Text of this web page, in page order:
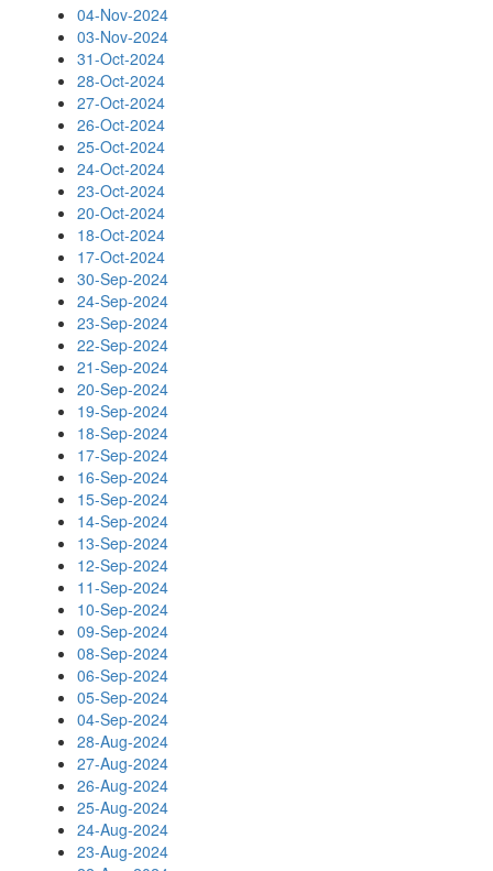
04-Nov-2024
03-Nov-2024
31-Oct-2024
28-Oct-2024
27-Oct-2024
26-Oct-2024
25-Oct-2024
24-Oct-2024
23-Oct-2024
20-Oct-2024
18-Oct-2024
17-Oct-2024
30-Sep-2024
24-Sep-2024
23-Sep-2024
22-Sep-2024
21-Sep-2024
20-Sep-2024
19-Sep-2024
18-Sep-2024
17-Sep-2024
16-Sep-2024
15-Sep-2024
14-Sep-2024
13-Sep-2024
12-Sep-2024
11-Sep-2024
10-Sep-2024
09-Sep-2024
08-Sep-2024
06-Sep-2024
05-Sep-2024
04-Sep-2024
28-Aug-2024
27-Aug-2024
26-Aug-2024
25-Aug-2024
24-Aug-2024
23-Aug-2024